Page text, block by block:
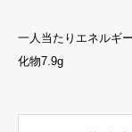
一人当たりエネルギ
化物7.9g